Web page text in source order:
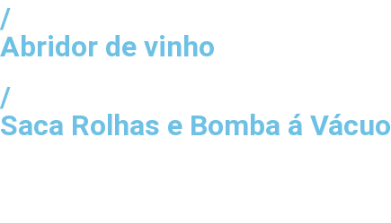
/
Abridor de vinho
/
Saca Rolhas e Bomba á Vácuo